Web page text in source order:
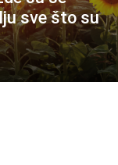
sve što su